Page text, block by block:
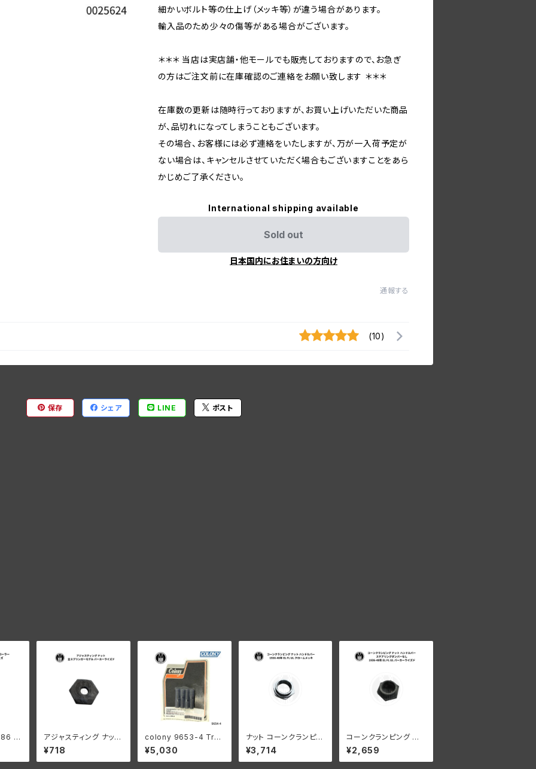
細かいボルト等の仕上げ（メッキ等）が違う場合があります。
輸入品のため少々の傷等がある場合がございます。
＊＊＊ 当店は実店舗・他モールでも販売しておりますので、お急ぎ
の方はご注文前に在庫確認のご連絡をお願い致します ＊＊＊
在庫数の更新は随時行っておりますが、お買い上げいただいた商品
が、品切れになってしまうこともございます。
その場合、お客様には必ず連絡をいたしますが、万が一入荷予定が
ない場合は、キャンセルさせていただく場合もございますことをあら
かじめご了承ください。
International shipping available
Sold out
日本国内にお住まいの方向け
通報する
(10)
保存 シェア LINE ポスト
ク
レ
アジャスティング ナット
ハーレーダビッドソン
全スプリンガーモデル
パーカーライズド
¥718
colony 9653-4 Tran
smission case bott
om stud kit
¥5,030
ナット コーンクランピン
グ ハンドルバー ハーレ
ーダビッドソン 1936-4
8年 EL FL UL クロー
¥3,714
コーンクランピング ナッ
ト ハンドルバー ステア
リングダンパーなし ハ
ーレーダビッドソン 193
¥2,659